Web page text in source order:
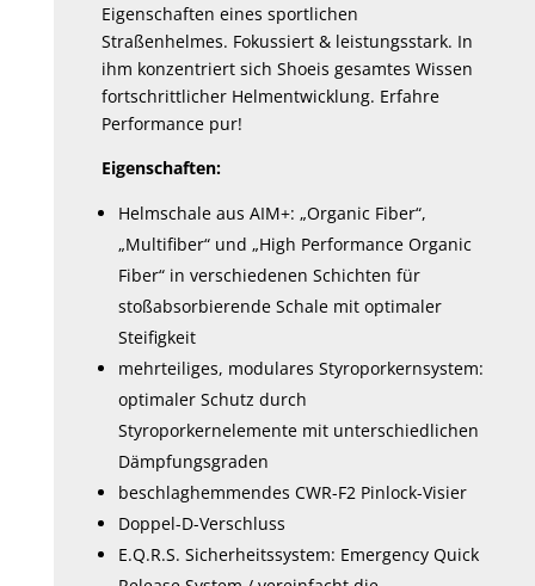
Eigenschaften eines sportlichen
Straßenhelmes. Fokussiert & leistungsstark. In
ihm konzentriert sich Shoeis gesamtes Wissen
fortschrittlicher Helmentwicklung. Erfahre
Performance pur!
Eigenschaften:
Helmschale aus AIM+: „Organic Fiber“,
„Multifiber“ und „High Performance Organic
Fiber“ in verschiedenen Schichten für
stoßabsorbierende Schale mit optimaler
Steifigkeit
mehrteiliges, modulares Styroporkernsystem:
optimaler Schutz durch
Styroporkernelemente mit unterschiedlichen
Dämpfungsgraden
beschlaghemmendes CWR-F2 Pinlock-Visier
Doppel-D-Verschluss
E.Q.R.S. Sicherheitssystem: Emergency Quick